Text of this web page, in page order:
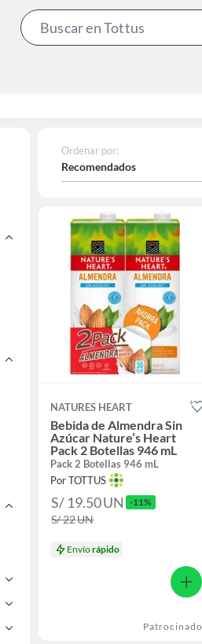
Ordenar por:
Recomendados
NATURES HEART
Bebida de Almendra Sin
Azúcar Nature’s Heart
Pack 2 Botellas 946 mL
Pack 2 Botellas 946 mL
Por TOTTUS
S/ 19.50UN -11%
S/ 22UN
Envíorápido
Patrocinado